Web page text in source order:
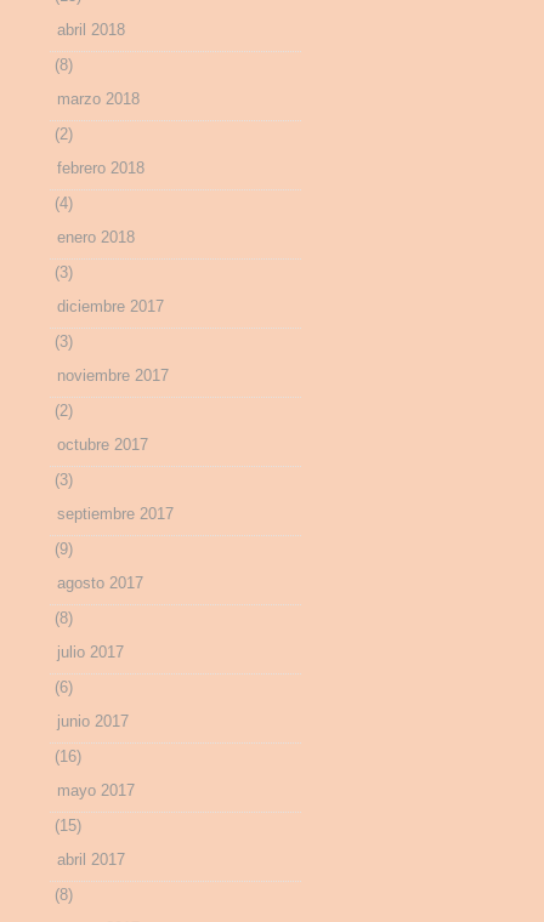
abril 2018
(8)
marzo 2018
(2)
febrero 2018
(4)
enero 2018
(3)
diciembre 2017
(3)
noviembre 2017
(2)
octubre 2017
(3)
septiembre 2017
(9)
agosto 2017
(8)
julio 2017
(6)
junio 2017
(16)
mayo 2017
(15)
abril 2017
(8)